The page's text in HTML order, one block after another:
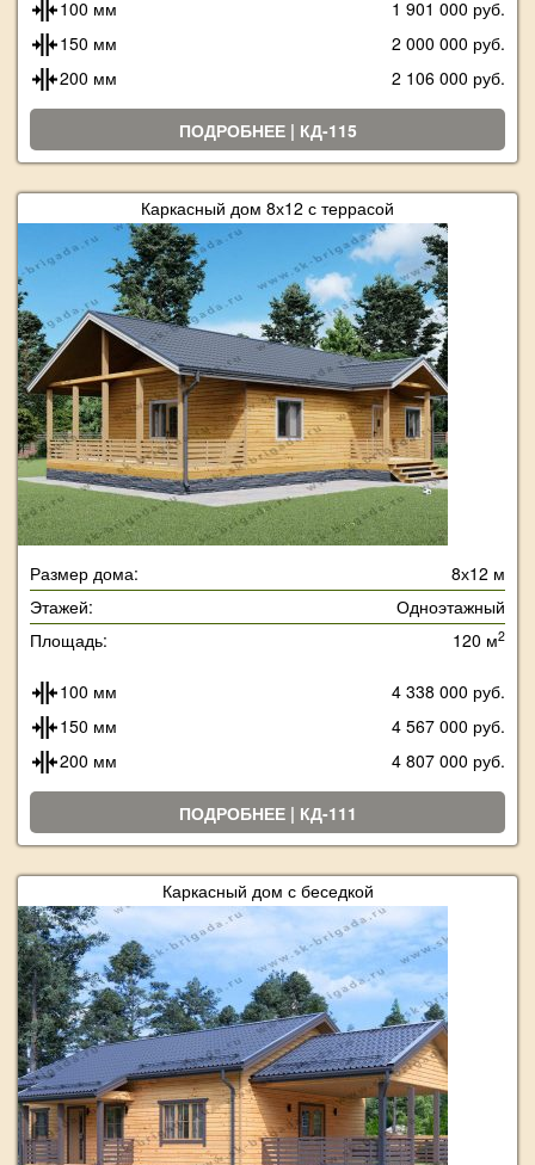
100 мм
1 901 000 руб.
150 мм
2 000 000 руб.
200 мм
2 106 000 руб.
ПОДРОБНЕЕ | КД-115
Каркасный дом 8х12 с террасой
Размер дома:
8х12 м
Этажей:
Одноэтажный
Площадь:
120 м2
100 мм
4 338 000 руб.
150 мм
4 567 000 руб.
200 мм
4 807 000 руб.
ПОДРОБНЕЕ | КД-111
Каркасный дом с беседкой